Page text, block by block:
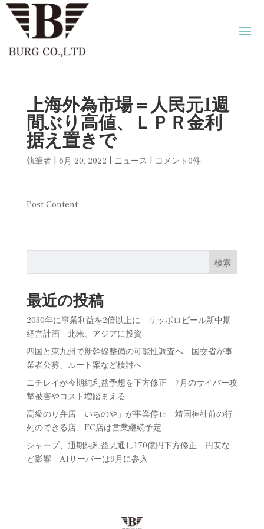
上海外為市場＝人民元1週
間ぶり高値、ＬＰＲ金利
据え置きで
執筆者 | 6月 20, 2022 | ニュース | コメント0件
Post Content
検索
最近の投稿
2030年に事業利益を2倍以上に サッポロビール新中期
経営計画 北米、アジアに投資
四国と東九州で新幹線整備の可能性調査へ 国交省が事
業者公募、ルート案など検討へ
ニチレイが今期純利益予想を下方修正 7月のサイバー攻
撃被害やコスト増踏まえる
高級のり弁店「いちのや」が事業停止 靖国神社前の行
列のできる店、FC店は営業継続予定
シャープ、通期純利益見通し170億円下方修正 円安な
ど影響 AIサーバーは9月に参入